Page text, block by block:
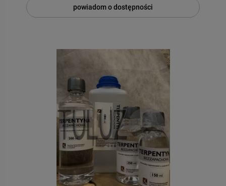
DO KOSZYKA
powiadom o dostępności